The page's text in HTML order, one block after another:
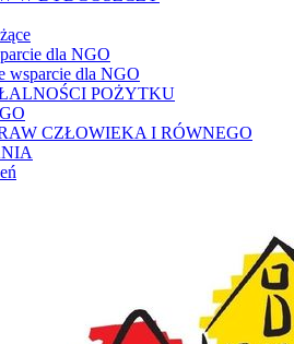
dla NGO
wsparcie dla NGO
POŻYTKU
CZŁOWIEKA I RÓWNEGO